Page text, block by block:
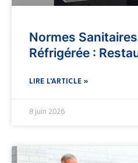
Normes
Réfrigérée :
LIRE L'ARTICLE »
8 juin 2026